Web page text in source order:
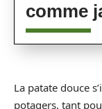
comme
La patate douce
potagers, tant